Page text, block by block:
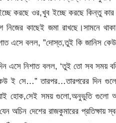
করছে ওর,খুব ইচ্ছে করছে কিন্তু
নিজের কাছেই জমা রাখছে।সামনে
এসে বলল, ”দোস্ত,তুই কি জানিস
এসে নিশাত বলল, ‘তুই তো সব সময়
ই সে…” তারপর…তারপরের দিন
হোক,সেই সময় গুলো,অনুভুতি গুলো
অচিন দেশের রাজকুমারের